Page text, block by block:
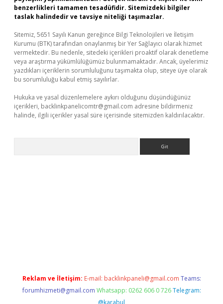
benzerlikleri tamamen tesadüfidir. Sitemizdeki bilgiler
taslak halindedir ve tavsiye niteliği taşımazlar.
Sitemiz, 5651 Sayılı Kanun gereğince Bilgi Teknolojileri ve İletişim
Kurumu (BTK) tarafından onaylanmış bir Yer Sağlayıcı olarak hizmet
vermektedir. Bu nedenle, sitedeki içerikleri proaktif olarak denetleme
veya araştırma yükümlülüğümüz bulunmamaktadır. Ancak, üyelerimiz
yazdıkları içeriklerin sorumluluğunu taşımakta olup, siteye üye olarak
bu sorumluluğu kabul etmiş sayılırlar.
Hukuka ve yasal düzenlemelere aykırı olduğunu düşündüğünüz
içerikleri, backlinkpanelicomtr@gmail.com adresine bildirmeniz
halinde, ilgili içerikler yasal süre içerisinde sitemizden kaldırılacaktır.
Reklam ve İletişim: E-mail: backlinkpaneli@gmail.com Teams:
forumhizmeti@gmail.com Whatsapp: 0262 606 0 726 Telegram:
@karabul